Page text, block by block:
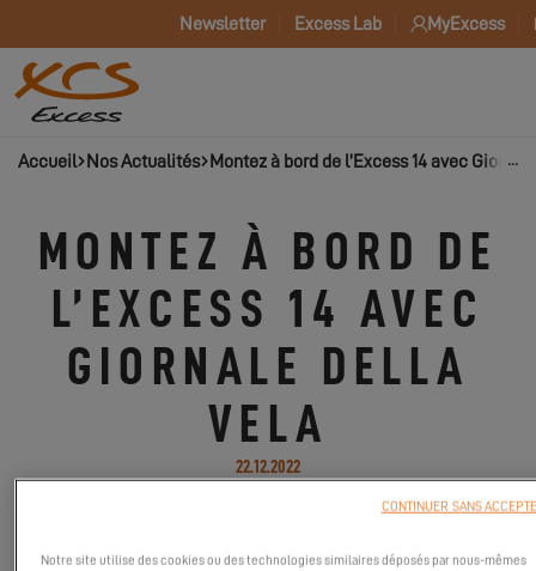
Newsletter Excess Lab MyExcess
Accueil Nos Actualités Montez à bord de l’Excess 14 avec
MONTEZ À BORD DE
L’EXCESS 14 AVEC
GIORNALE DELLA
VELA
22.12.2022
embarque à bord de l’Excess 14 !
Notre site utilise des cookies ou des technologies similaires déposés par nous-mêmes
CONTINUER SANS